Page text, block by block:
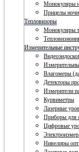
Монокуляры
Прицелы
Тепловизоры
Монокуляры
Измерительные
Влагомеры
Детекторы
Измерители
Курвиметры
Лазерные
Приборы для
Цифровые
Нивелиры